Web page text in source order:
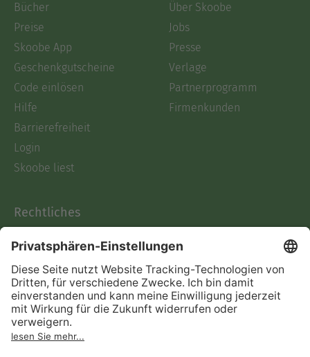
Bücher
Preise
Skoobe App
Geschenkgutscheine
Code einlösen
Hilfe
Barrierefreiheit
Login
Skoobe liest
Über Skoobe
Jobs
Presse
Verlage
Partnerprogramm
Firmenkunden
Rechtliches
AGB
Informationen nach Data
Act
Verträge hier kündigen
Impressum